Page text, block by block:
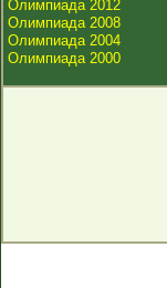
Олимпиада 2012
Олимпиада 2008
Олимпиада 2004
Олимпиада 2000